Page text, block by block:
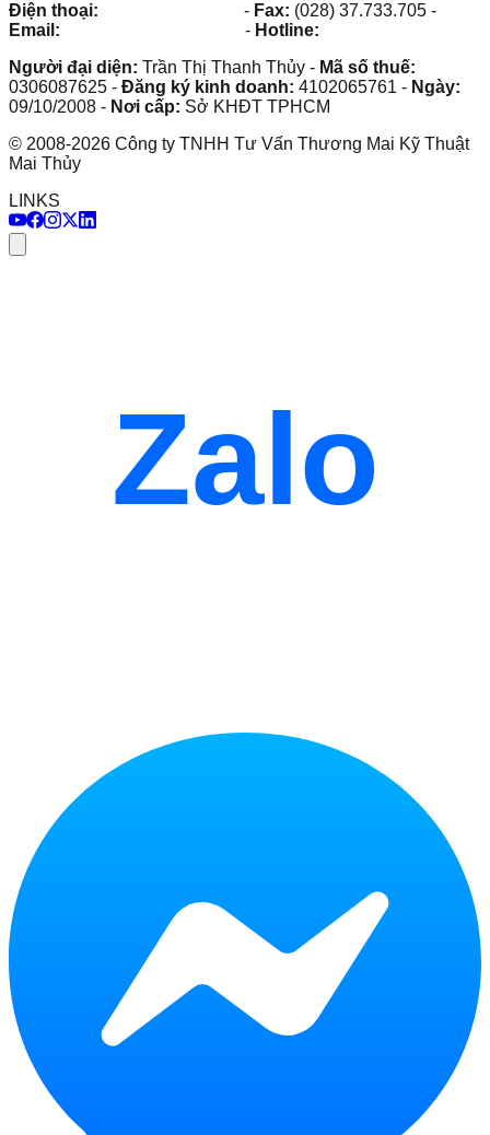
Điện thoại:
- Fax: (028) 37.733.705 -
Email:
- Hotline:
Người đại diện: Trần Thị Thanh Thủy - Mã số thuế:
0306087625 - Đăng ký kinh doanh: 4102065761 - Ngày:
09/10/2008 - Nơi cấp: Sở KHĐT TPHCM
© 2008-2026 Công ty TNHH Tư Vấn Thương Mai Kỹ Thuật
Mai Thủy
LINKS
Zalo